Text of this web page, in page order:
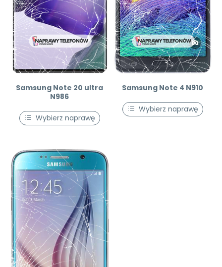
Samsung Note 20 ultra
N986
Wybierz naprawę
Samsung Note 4 N910
Wybierz naprawę